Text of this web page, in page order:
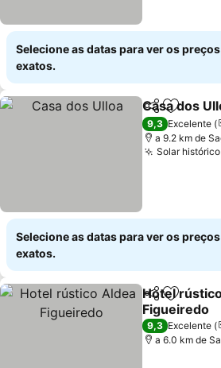
Selecione as datas para ver os preços
exatos.
Partilhar
Casa dos
9,3 Excelente
a 9.2 km de
Solar
Selecione as datas para ver os preços
exatos.
Partilhar
Hotel
Figueiredo
9,3 Excelente
a 6.0 km de